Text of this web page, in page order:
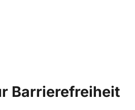
Barrierefreiheit